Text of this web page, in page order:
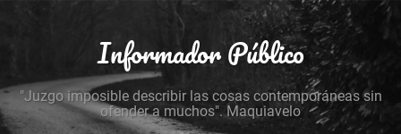
Informador Público
"Juzgo imposible describir las cosas contemporáneas sin
ofender a muchos". Maquiavelo